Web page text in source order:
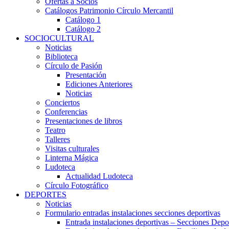
Catálogos Patrimonio Círculo Mercantil
Catálogo 1
Catálogo 2
SOCIOCULTURAL
Noticias
Biblioteca
Círculo de Pasión
Presentación
Ediciones Anteriores
Noticias
Conciertos
Conferencias
Presentaciones de libros
Teatro
Talleres
Visitas culturales
Linterna Mágica
Ludoteca
Actualidad Ludoteca
Círculo Fotográfico
DEPORTES
Noticias
Formulario entradas instalaciones secciones deportivas
Entrada instalaciones deportivas – Secciones